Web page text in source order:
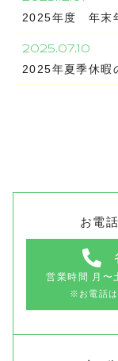
2025年度 年末
2025.07.10
2025年夏季休暇
お電
営業時間 ⽉〜
※お電話は